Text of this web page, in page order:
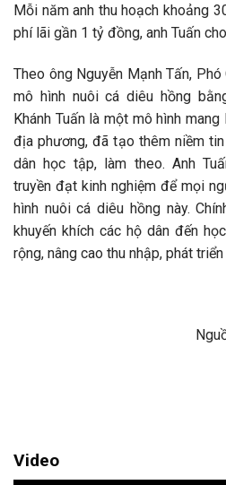
Mỗi năm anh thu hoạch khoảng
phí lãi gần 1 tỷ đồng, anh Tuấn
Theo ông Nguyễn Mạnh Tấn,
mô hình nuôi cá diêu hồng
Khánh Tuấn là một mô hình
địa phương, đã tạo thêm niềm
dân học tập, làm theo. Anh
truyền đạt kinh nghiệm để mọi
hình nuôi cá diêu hồng này.
khuyến khích các hộ dân đến
rộng, nâng cao thu nhập, phát
Video